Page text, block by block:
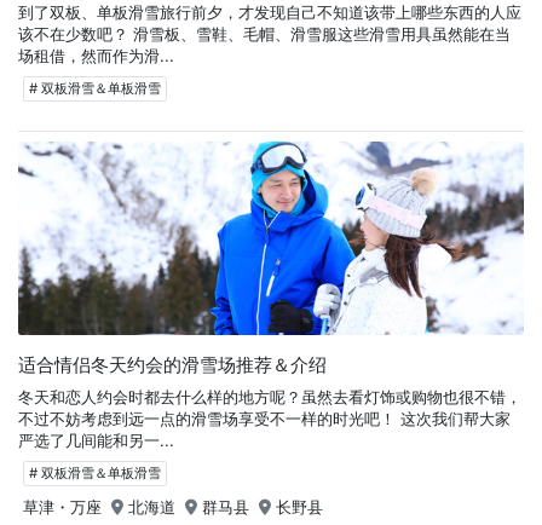
到了双板、单板滑雪旅行前夕，才发现自己不知道该带上哪些东西的人应
该不在少数吧？ 滑雪板、雪鞋、毛帽、滑雪服这些滑雪用具虽然能在当
场租借，然而作为滑...
# 双板滑雪＆单板滑雪
适合情侣冬天约会的滑雪场推荐＆介绍
冬天和恋人约会时都去什么样的地方呢？虽然去看灯饰或购物也很不错，
不过不妨考虑到远一点的滑雪场享受不一样的时光吧！ 这次我们帮大家
严选了几间能和另一...
# 双板滑雪＆单板滑雪
草津・万座 北海道 群马县 长野县